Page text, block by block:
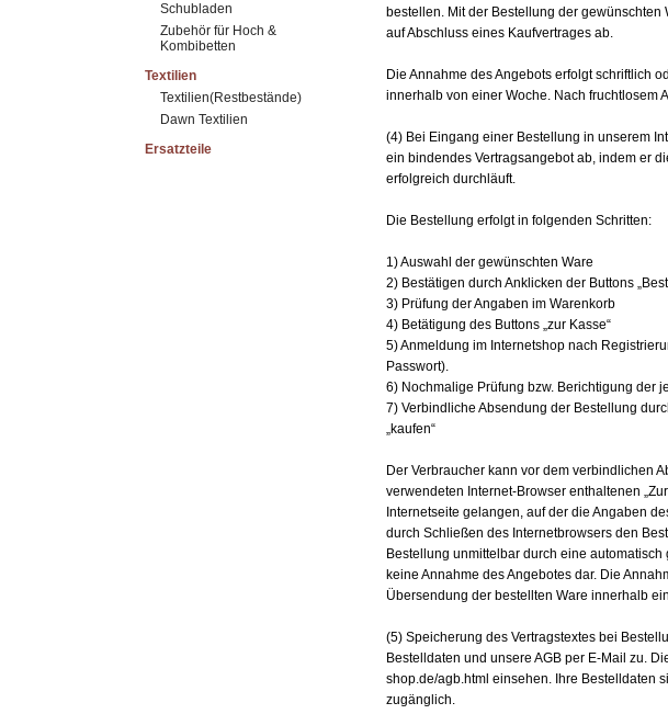
Schubladen
Zubehör für Hoch &
Kombibetten
Textilien
Textilien(Restbestände)
Dawn Textilien
Ersatzteile
bestellen. Mit der Bestellung der
auf Abschluss eines Kaufvertrages ab.
Die Annahme des Angebots erfolgt schriftlich
innerhalb von einer Woche. Nach fruchtlosem
(4) Bei Eingang einer Bestellung in unserem
ein bindendes Vertragsangebot ab, indem er
erfolgreich durchläuft.
Die Bestellung erfolgt in folgenden Schritten:
1) Auswahl der gewünschten Ware
2) Bestätigen durch Anklicken der Buttons
3) Prüfung der Angaben im Warenkorb
4) Betätigung des Buttons „zur Kasse“
5) Anmeldung im Internetshop nach
Passwort).
6) Nochmalige Prüfung bzw. Berichtigung der
7) Verbindliche Absendung der Bestellung
„kaufen“
Der Verbraucher kann vor dem verbindlichen
verwendeten Internet-Browser enthaltenen
Internetseite gelangen, auf der die Angaben
durch Schließen des Internetbrowsers den
Bestellung unmittelbar durch eine
keine Annahme des Angebotes dar. Die
Übersendung der bestellten Ware innerhalb
(5) Speicherung des Vertragstextes bei
Bestelldaten und unsere AGB per E-Mail zu.
shop.de/agb.html einsehen. Ihre Bestelldaten
zugänglich.